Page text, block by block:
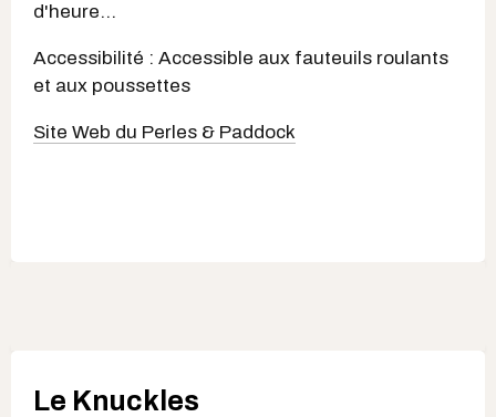
d'heure...
Accessibilité : Accessible aux fauteuils roulants
et aux poussettes
Site Web du Perles & Paddock
Le Knuckles